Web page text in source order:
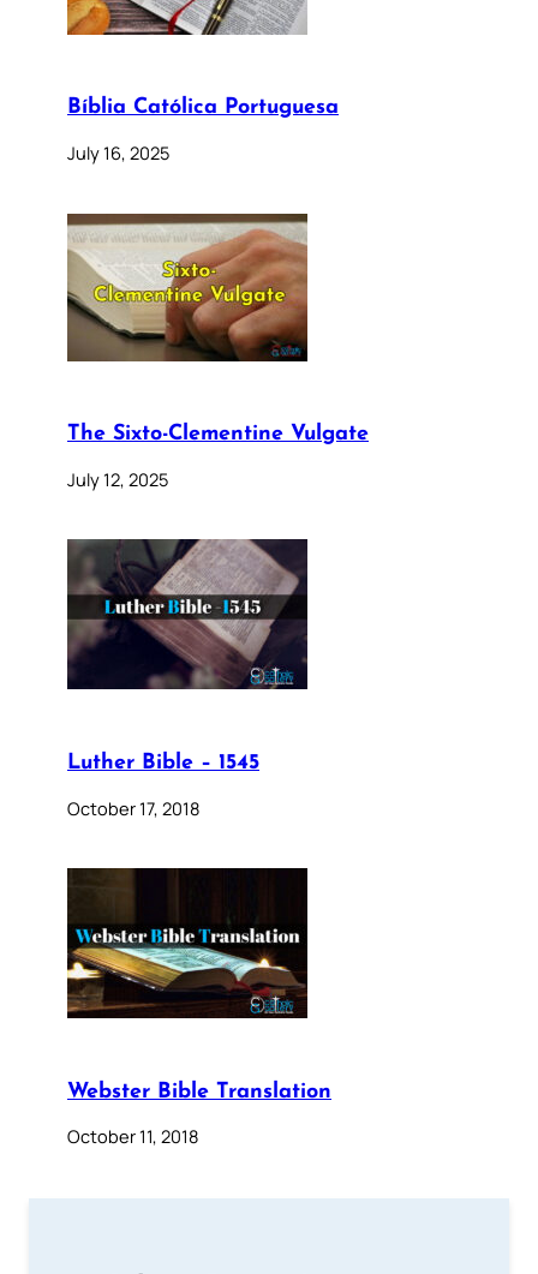
Bíblia Católica Portuguesa
July 16, 2025
The Sixto-Clementine Vulgate
July 12, 2025
Luther Bible – 1545
October 17, 2018
Webster Bible Translation
October 11, 2018